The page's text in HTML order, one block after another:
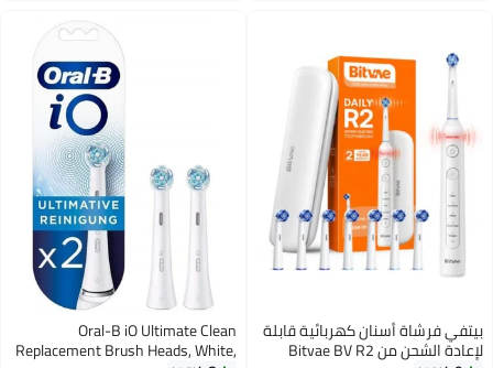
بيتفي فرشاة أسنان كهربائية قابلة
لإعادة الشحن من Bitvae BV R2
Oral-B iO Ultimate Clean
Replacement Brush Heads, White,